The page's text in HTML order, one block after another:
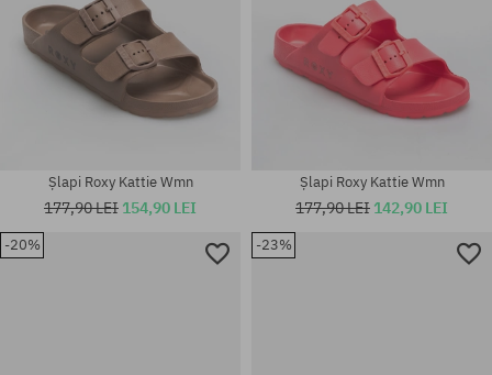
Șlapi Roxy Kattie Wmn
177,90 LEI 154,90 LEI
Șlapi Roxy Kattie Wmn
177,90 LEI 142,90 LEI
-20% -23%